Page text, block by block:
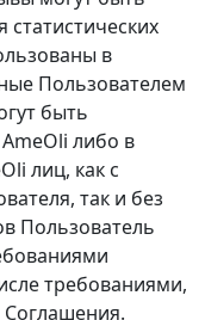
в
Пользователем
быть
либо в
лиц, как с
так и без
Пользователь
требованиями,